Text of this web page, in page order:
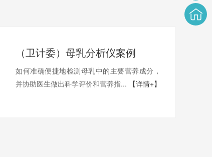
（卫计委）母乳分析仪案例
如何准确便捷地检测母乳中的主要营养成分，
并协助医生做出科学评价和营养指...
【详情+】